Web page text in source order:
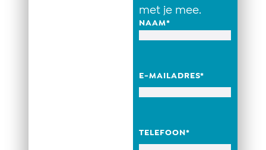
met je mee.
NAAM*
E-MAILADRES*
TELEFOON *